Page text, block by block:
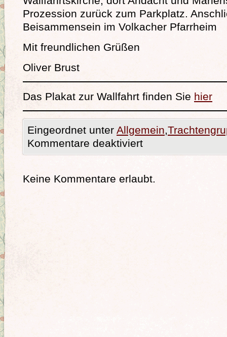
Prozession zurück zum Parkplatz.
Beisammensein im Volkacher Pfarrheim
Mit freundlichen Grüßen
Oliver Brust
Das Plakat zur Wallfahrt finden Sie hier
Eingeordnet unter Allgemein,
Kommentare deaktiviert
Keine Kommentare erlaubt.